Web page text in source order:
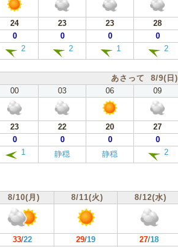
24 23 23 28
0 0 0 0
2 2 1 2
あさって 8/9(日)
00 03 06 09
23 22 20 27
0 0 0 0
1 静穏 静穏 2
8/10(月) 8/11(火) 8/12(水)
33/22 29/19 27/18